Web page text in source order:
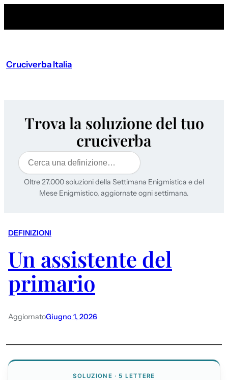
Cruciverba Italia
Trova la soluzione del tuo
cruciverba
Cerca
Oltre 27.000 soluzioni della Settimana Enigmistica e del
Mese Enigmistico, aggiornate ogni settimana.
DEFINIZIONI
Un assistente del
primario
AggiornatoGiugno 1, 2026
SOLUZIONE · 5 LETTERE